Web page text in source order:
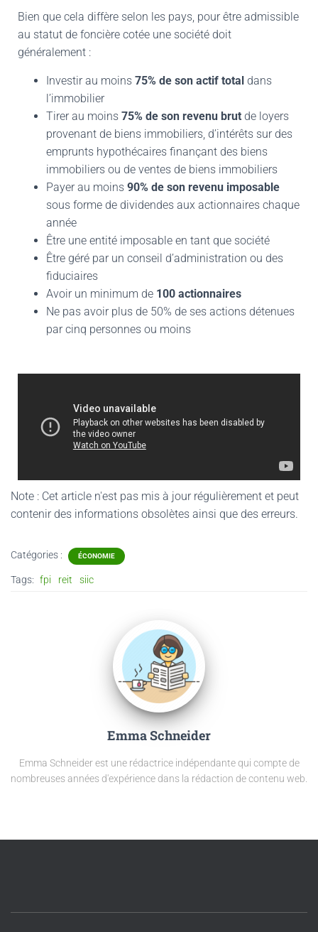
Bien que cela diffère selon les pays, pour être admissible
au statut de foncière cotée une société doit
généralement :
Investir au moins 75% de son actif total dans
l’immobilier
Tirer au moins 75% de son revenu brut de loyers
provenant de biens immobiliers, d’intérêts sur des
emprunts hypothécaires finançant des biens
immobiliers ou de ventes de biens immobiliers
Payer au moins 90% de son revenu imposable
sous forme de dividendes aux actionnaires chaque
année
Être une entité imposable en tant que société
Être géré par un conseil d’administration ou des
fiduciaires
Avoir un minimum de 100 actionnaires
Ne pas avoir plus de 50% de ses actions détenues
par cinq personnes ou moins
Note : Cet article n'est pas mis à jour régulièrement et peut
contenirdes informations obsolètes ainsi que des erreurs.
Catégories : ÉCONOMIE
Tags: fpi reit siic
Emma Schneider
Emma Schneider est une rédactrice indépendante qui compte de
nombreuses années d'expérience dans la rédaction de contenu web.